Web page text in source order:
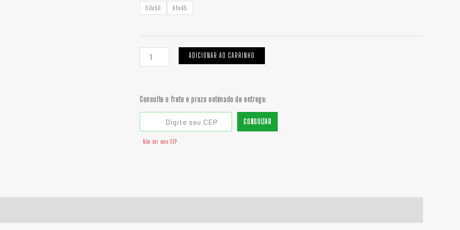
50x50 65x65
quantidade
ADICIONAR AO CARRINHO
Consulte o frete e prazo estimado de entrega:
CONSULTAR
Não sei meu CEP